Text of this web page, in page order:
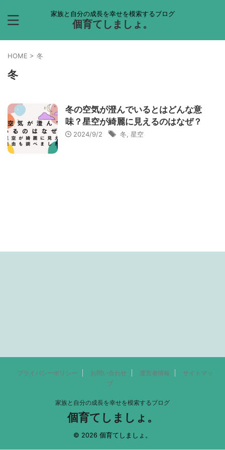
家族と自分の成長を幸せを模索するブログ
個育てしましょ。
HOME > 冬
冬
冬の空気が澄んでいるとはどんな意
味？星空が綺麗に見えるのはなぜ？
2024/9/2 冬 星空
プライバシーポリシー お問い合わせ 運営者情報
サイトマッ
プ
家族と自分の成長を幸せを模索するブログ
個育てしましょ。
© 2026 個育てしましょ。